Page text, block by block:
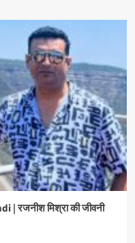
रजनीश मिश्रा की जीवनी